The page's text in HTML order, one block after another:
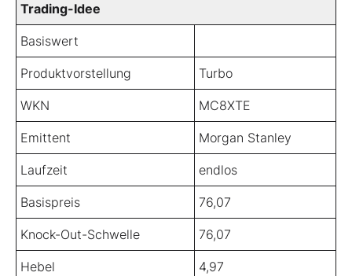
Trading-Idee
Basiswert
Produktvorstellung Turbo
WKN MC8XTE
Emittent Morgan Stanley
Laufzeit endlos
Basispreis 76,07
Knock-Out-Schwelle 76,07
Hebel 4,97